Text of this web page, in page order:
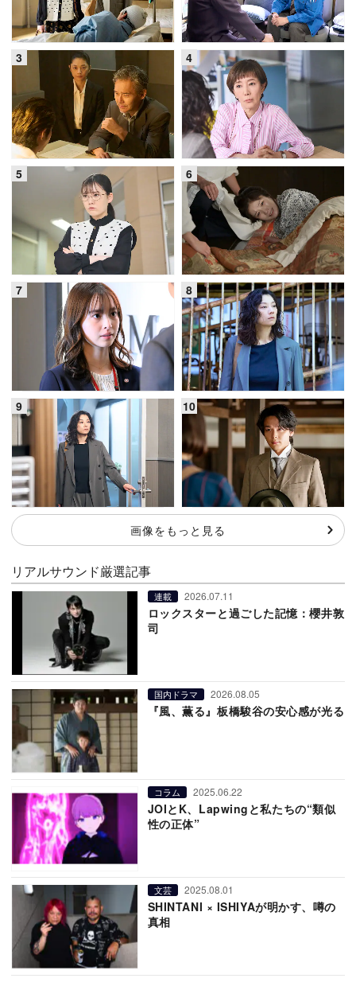
画像をもっと見る
リアルサウンド厳選記事
連載 2026.07.11
ロックスターと過ごした記憶：櫻井敦
司
国内ドラマ 2026.08.05
『風、薫る』板橋駿谷の安心感が光る
コラム 2025.06.22
JOIとK、Lapwingと私たちの“類似
性の正体”
文芸 2025.08.01
SHINTANI × ISHIYAが明かす、噂の
真相